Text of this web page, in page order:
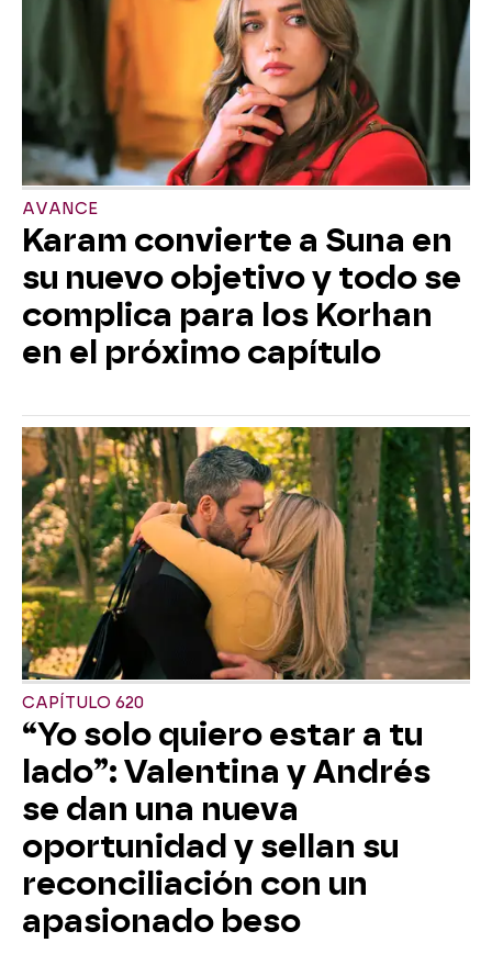
AVANCE
Karam convierte a Suna en
su nuevo objetivo y todo se
complica para los Korhan
en el próximo capítulo
CAPÍTULO 620
“Yo solo quiero estar a tu
lado”: Valentina y Andrés
se dan una nueva
oportunidad y sellan su
reconciliación con un
apasionado beso